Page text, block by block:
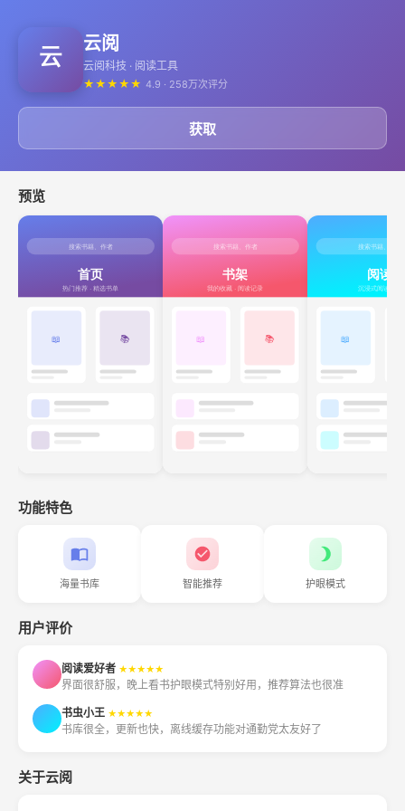
云阅
云阅科技 · 阅读工具
★ ★ ★ ★ ★ 4.9 · 258万次评分
获取
预览
功能特色
海量书库 智能推荐 护眼模式
用户评价
阅读爱好者 ★★★★★
界面很舒服，晚上看书护眼模式特别好用，推荐算法也很准
书虫小王 ★★★★★
书库很全，更新也快，离线缓存功能对通勤党太友好了
关于云阅